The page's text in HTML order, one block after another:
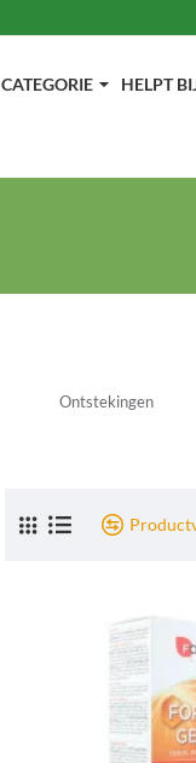
CATEGORIE HELPT
Ontstekingen